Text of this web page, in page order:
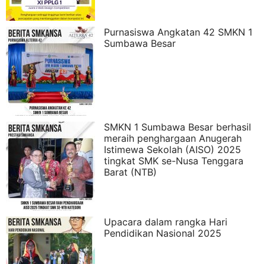
Purnasiswa Angkatan 42 SMKN 1
Sumbawa Besar
SMKN 1 Sumbawa Besar berhasil
meraih penghargaan Anugerah
Istimewa Sekolah (AISO) 2025
tingkat SMK se-Nusa Tenggara
Barat (NTB)
Upacara dalam rangka Hari
Pendidikan Nasional 2025